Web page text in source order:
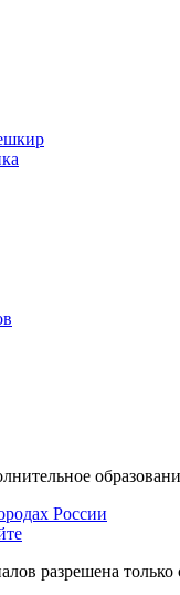
России
разрешена только